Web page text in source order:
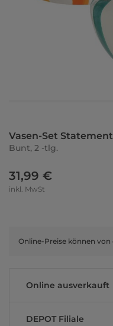
Vasen-Set Statement
Bunt, 2 -tlg.
31,99 €
inkl. MwSt
Online ausverkauft
DEPOT Filiale